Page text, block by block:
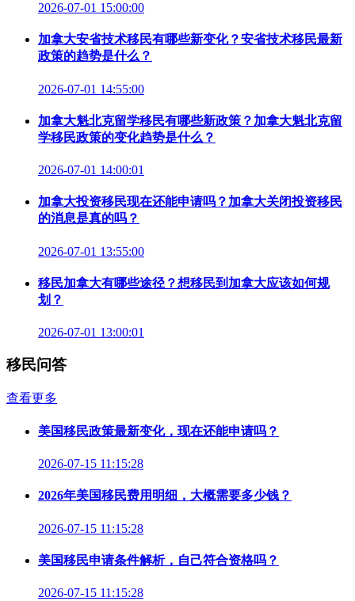
2026-07-01 15:00:00
加拿大安省技术移民有哪些新变化？安省技术移民最新
政策的趋势是什么？
2026-07-01 14:55:00
加拿大魁北克留学移民有哪些新政策？加拿大魁北克留
学移民政策的变化趋势是什么？
2026-07-01 14:00:01
加拿大投资移民现在还能申请吗？加拿大关闭投资移民
的消息是真的吗？
2026-07-01 13:55:00
移民加拿大有哪些途径？想移民到加拿大应该如何规
划？
2026-07-01 13:00:01
移民问答
查看更多
美国移民政策最新变化，现在还能申请吗？
2026-07-15 11:15:28
2026年美国移民费用明细，大概需要多少钱？
2026-07-15 11:15:28
美国移民申请条件解析，自己符合资格吗？
2026-07-15 11:15:28